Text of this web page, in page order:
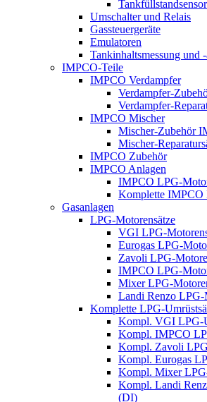
Umschalter und Relais
Gassteuergeräte
Emulatoren
Tankinhaltsmessung und
IMPCO-Teile
IMPCO Verdampfer
Verdampfer-
Verdampfer-
IMPCO Mischer
Mischer-Zubehör
Mischer-
IMPCO Zubehör
IMPCO Anlagen
IMPCO LPG-
Komplette IMPCO
Gasanlagen
LPG-Motorensätze
VGI LPG-
Eurogas LPG-
Zavoli LPG-
IMPCO LPG-
Mixer LPG-
Landi Renzo LPG-
Komplette LPG-
Kompl. VGI LPG-
Kompl. IMPCO
Kompl. Zavoli
Kompl. Eurogas
Kompl. Mixer
Kompl. Landi
(DI)